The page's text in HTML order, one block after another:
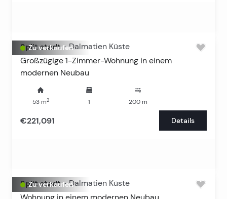
Zu verkaufen
Split stadt - Dalmatien Küste
Großzügige 1-Zimmer-Wohnung in einem
modernen Neubau
53m2 1 200m
€221,091 Details
Zu verkaufen
Split stadt - Dalmatien Küste